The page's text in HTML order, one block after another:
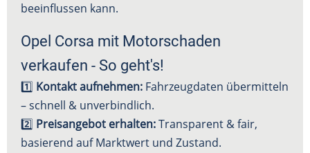
beeinflussen kann.
Opel Corsa mit Motorschaden
verkaufen - So geht's!
1️⃣ Kontakt aufnehmen: Fahrzeugdaten übermitteln
– schnell & unverbindlich.
2️⃣ Preisangebot erhalten:Transparent & fair,
basierend auf Marktwert und Zustand.